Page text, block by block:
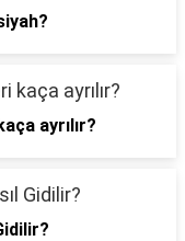
ayrılır?